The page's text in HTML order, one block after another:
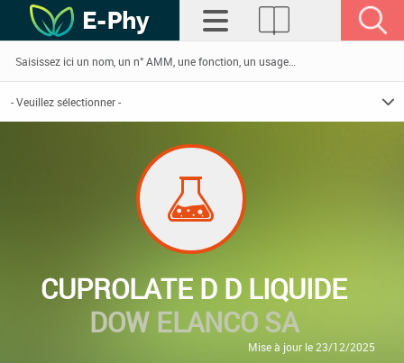
CUPROLATE D D LIQUIDE
DOW ELANCO SA
Mise à jour le 23/12/2025